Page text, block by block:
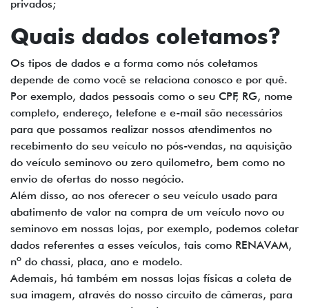
privados;
Quais dados coletamos?
Os tipos de dados e a forma como nós coletamos
depende de como você se relaciona conosco e por quê.
Por exemplo, dados pessoais como o seu CPF, RG, nome
completo, endereço, telefone e e-mail são necessários
para que possamos realizar nossos atendimentos no
recebimento do seu veículo no pós-vendas, na aquisição
do veículo seminovo ou zero quilometro, bem como no
envio de ofertas do nosso negócio.
Além disso, ao nos oferecer o seu veículo usado para
abatimento de valor na compra de um veículo novo ou
seminovo em nossas lojas, por exemplo, podemos coletar
dados referentes a esses veículos, tais como RENAVAM,
nº do chassi, placa, ano e modelo.
Ademais, há também em nossas lojas físicas a coleta de
sua imagem, através do nosso circuito de câmeras, para